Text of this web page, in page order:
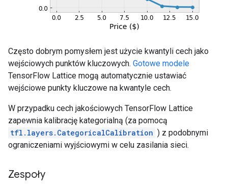
Często dobrym pomysłem jest użycie kwantyli cech jako
wejściowych punktów kluczowych. Gotowe modele
TensorFlow Lattice mogą automatycznie ustawiać
wejściowe punkty kluczowe na kwantyle cech.
W przypadku cech jakościowych TensorFlow Lattice
zapewnia kalibrację kategorialną (za pomocą
tfl.layers.CategoricalCalibration ) z podobnymi
ograniczeniami wyjściowymi w celu zasilania sieci.
Zespoły